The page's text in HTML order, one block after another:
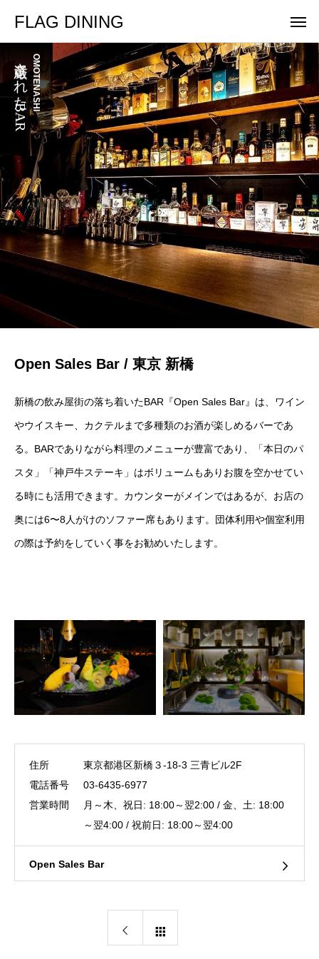
FLAG DINING
OMOTENASHI
厳選されたBAR
Open Sales Bar / 東京 新橋
新橋の飲み屋街の落ち着いたBAR『Open Sales Bar』は、ワイン
やウイスキー、カクテルまで多種類のお酒が楽しめるバーであ
る。BARでありながら料理のメニューが豊富であり、「本日のパ
スタ」「神戸牛ステーキ」はボリュームもありお腹を空かせてい
る時にも活用できます。カウンターがメインではあるが、お店の
奥には6〜8人がけのソファー席もあります。団体利用や個室利用
の際は予約をしていく事をお勧めいたします。
住所
東京都港区新橋３-18-3 三青ビル2F
電話番号
03-6435-6977
営業時間
月～木、祝日: 18:00～翌2:00 / 金、土: 18:00
～翌4:00 / 祝前日: 18:00～翌4:00
Open Sales Bar